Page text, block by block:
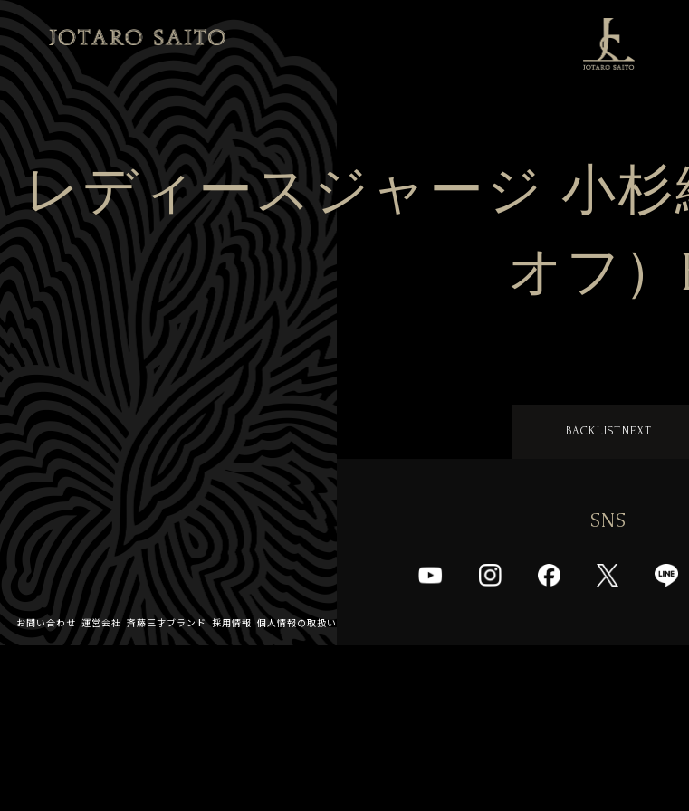
レディースジャージ 小杉
オフ）
BACK LIST NEXT
SNS
お問い合わせ 運営会社 斉藤三才ブランド 採用情報 個人情報の取扱い